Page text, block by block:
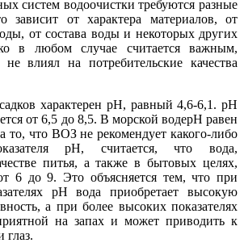
систем водоочистки требуются разные
зависит от характера материалов, от
от состава воды и некоторых других
в любом случае считается важным,
влиял на потребительские качества
характерен pH, равный 4,6-6,1. pH
от 6,5 до 8,5. В морской водеpH равен
то, что ВОЗ не рекомендует какого-либо
pH, считается, что вода,
питья, а также в бытовых целях,
6 до 9. Это объясняется тем, что при
pH вода приобретает высокую
а при более высоких показателях
на запах и может приводить к
глаз.